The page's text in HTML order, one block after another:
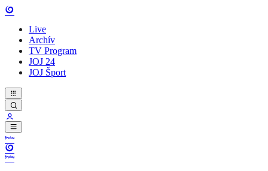
Live
Archív
TV Program
JOJ 24
JOJ Šport